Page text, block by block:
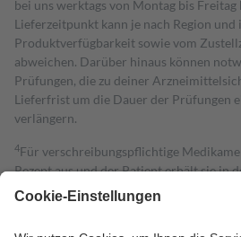
bei uns werktags von Montag bis
Lieferzeitpunkt kann je nach Region
Produktverfügbarkeit sowie vom
abweichen. Darüber hinaus können
Prüfungen, die zu deiner
Lieferfrist um die Dauer der Prüfungen
verlängern.
4Für verschreibungspflichtige
Rezept aus und der Patient erhält sie in
gesetzliche Krankenversicherung
Kosten dafür, der Versicherte trägt